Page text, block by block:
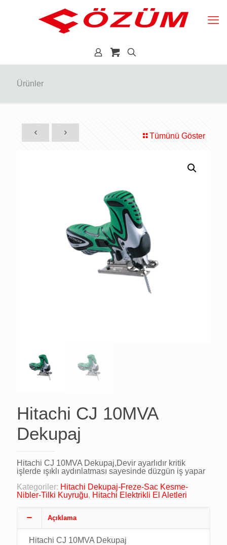
Ürünler
Tümünü Göster
Hitachi CJ 10MVA
Dekupaj
Hitachi CJ 10MVA Dekupaj,Devir ayarlıdır kritik
işlerde ışıklı aydınlatması sayesinde düzgün iş yapar
Kategoriler: Hitachi Dekupaj-Freze-Sac Kesme-
Nibler-Tilki Kuyruğu, Hitachi Elektrikli El Aletleri
Açıklama
Hitachi CJ 10MVA Dekupaj